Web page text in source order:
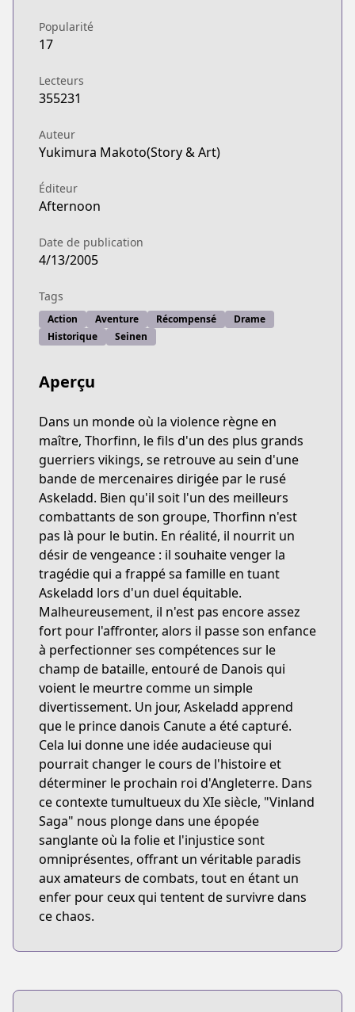
Popularité
17
Lecteurs
355231
Auteur
Yukimura Makoto(Story & Art)
Éditeur
Afternoon
Date de publication
4/13/2005
Tags
Action Aventure Récompensé
Drame
Historique
Seinen
Aperçu
Dans un monde où la violence règne en
maître, Thorfinn, le fils d'un des plus grands
guerriers vikings, se retrouve au sein d'une
bande de mercenaires dirigée par le rusé
Askeladd. Bien qu'il soit l'un des meilleurs
combattants de son groupe, Thorfinn n'est
pas là pour le butin. En réalité, il nourrit un
désir de vengeance : il souhaite venger la
tragédie qui a frappé sa famille en tuant
Askeladd lors d'un duel équitable.
Malheureusement, il n'est pas encore assez
fort pour l'affronter, alors il passe son enfance
à perfectionner ses compétences sur le
champ de bataille, entouré de Danois qui
voient le meurtre comme un simple
divertissement. Un jour, Askeladd apprend
que le prince danois Canute a été capturé.
Cela lui donne une idée audacieuse qui
pourrait changer le cours de l'histoire et
déterminer le prochain roi d'Angleterre. Dans
ce contexte tumultueux du XIe siècle, "Vinland
Saga" nous plonge dans une épopée
sanglante où la folie et l'injustice sont
omniprésentes, offrant un véritable paradis
aux amateurs de combats, tout en étant un
enfer pour ceux qui tentent de survivre dans
ce chaos.